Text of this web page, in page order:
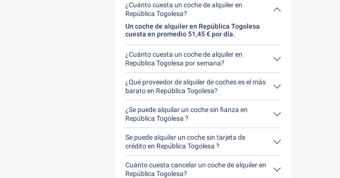
¿Cuánto cuesta un coche de alquiler en
República Togolesa?
Un coche de alquiler en República Togolesa
cuesta en promedio 51,45 € por día.
¿Cuánto cuesta un coche de alquiler en
República Togolesa por semana?
Un coche de alquiler en República Togolesa
cuesta en promedio 360,12 € por semana (51,45 €
por día).
¿Qué proveedor de alquiler de coches es el más
barato en República Togolesa?
El Argus Car Hire en República Togolesa es el más
barato. Un alquiler cuesta 205,78 € por 4 días.
¿Se puede alquilar un coche sin fianza en
República Togolesa ?
No, lamentablemente no se puede en República
Togolesa alquilar un coche sin fianza por el
momento.
Se puede alquilar un coche sin tarjeta de
crédito en República Togolesa ?
No, lamentablemente no se puede en República
Togolesa alquilar un coche sin tarjeta de crédito
por el momento.
Cuánto cuesta cancelar un coche de alquiler en
República Togolesa?